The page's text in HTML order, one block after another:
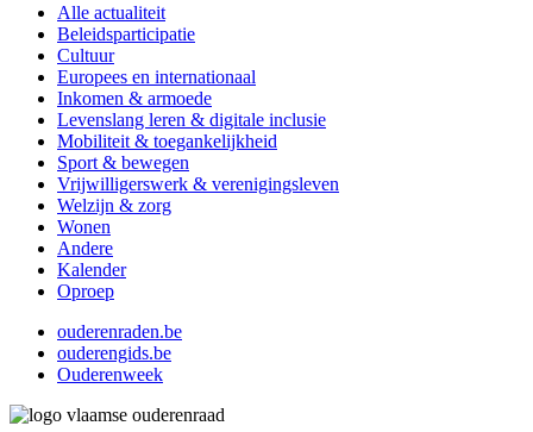
Alle actualiteit
Beleidsparticipatie
Cultuur
Europees en internationaal
Inkomen & armoede
Levenslang leren & digitale inclusie
Mobiliteit & toegankelijkheid
Sport & bewegen
Vrijwilligerswerk & verenigingsleven
Welzijn & zorg
Wonen
Andere
Kalender
Oproep
ouderenraden.be
ouderengids.be
Ouderenweek